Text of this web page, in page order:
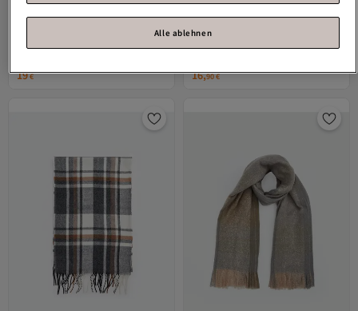
19€ 16,90€
Alle ablehnen